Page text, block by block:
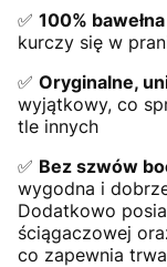
✅ 100% bawełna
kurczy się w
✅ Oryginalne,
wyjątkowy, co
tle innych
✅ Bez szwów
wygodna i
Dodatkowo
ściągaczowej
co zapewnia